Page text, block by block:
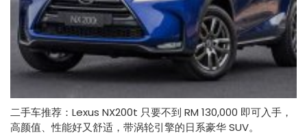
二手车推荐：Lexus NX200t 只要不到 RM 130,000 即可入手，
高颜值、性能好又舒适，带涡轮引擎的日系豪华 SUV。